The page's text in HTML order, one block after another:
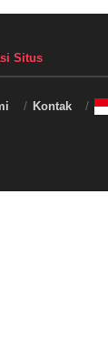
Situs
Kontak